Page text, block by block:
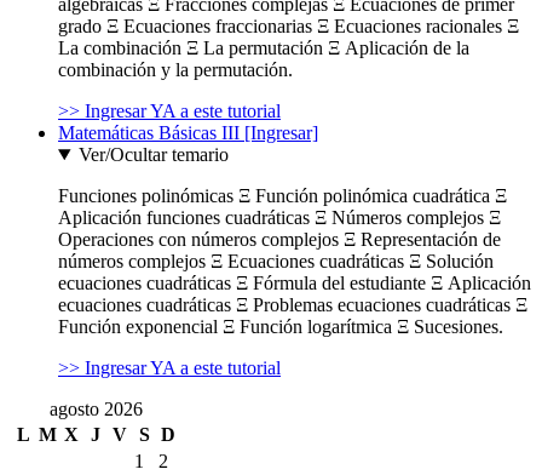
algebraicas Ξ Fracciones complejas Ξ Ecuaciones de primer
grado Ξ Ecuaciones fraccionarias Ξ Ecuaciones racionales Ξ
La combinación Ξ La permutación Ξ Aplicación de la
combinación y la permutación.
>> Ingresar YA a este tutorial
Matemáticas Básicas III [Ingresar]
Ver/Ocultar temario
Funciones polinómicas Ξ Función polinómica cuadrática Ξ
Aplicación funciones cuadráticas Ξ Números complejos Ξ
Operaciones con números complejos Ξ Representación de
números complejos Ξ Ecuaciones cuadráticas Ξ Solución
ecuaciones cuadráticas Ξ Fórmula del estudiante Ξ Aplicación
ecuaciones cuadráticas Ξ Problemas ecuaciones cuadráticas Ξ
Función exponencial Ξ Función logarítmica Ξ Sucesiones.
>> Ingresar YA a este tutorial
agosto 2026
L M X J V S D
1
2